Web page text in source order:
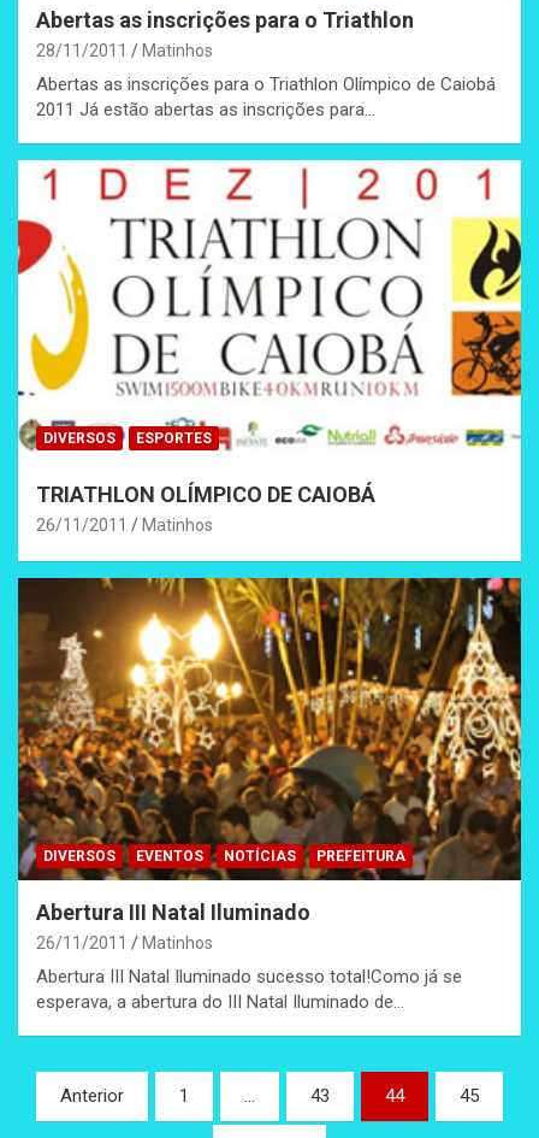
Abertas as inscrições para o Triathlon
28/11/2011 Matinhos
Abertas as inscrições para o Triathlon Olímpico de Caiobá
2011 Já estão abertas as inscrições para…
DIVERSOS ESPORTES
TRIATHLON OLÍMPICO DE CAIOBÁ
26/11/2011 Matinhos
DIVERSOS EVENTOS NOTÍCIAS PREFEITURA
Abertura III Natal Iluminado
26/11/2011 Matinhos
Abertura III Natal Iluminado sucesso total!Como já se
esperava, a abertura do III Natal Iluminado de…
Paginação
de
Anterior 1 … 43 44 45